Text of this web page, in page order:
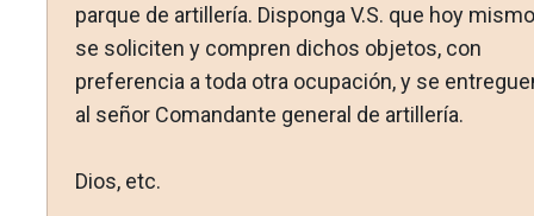
parque de artillería. Disponga V.S. que hoy mismo
se soliciten y compren dichos objetos, con
preferencia a toda otra ocupación, y se
al señor Comandante general de artillería.
Dios, etc.